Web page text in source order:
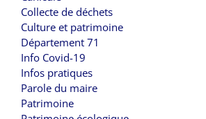
Collecte de déchets
Culture et patrimoine
Département 71
Info Covid-19
Infos pratiques
Parole du maire
Patrimoine